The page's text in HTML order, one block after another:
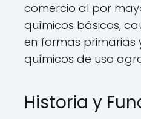
comercio al por
químicos básicos,
en formas primarias
químicos de uso
Historia y